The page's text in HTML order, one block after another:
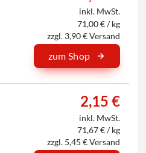
inkl. MwSt.
71,00 € / kg
zzgl. 3,90 € Versand
zum Shop
2,15 €
inkl. MwSt.
71,67 € / kg
zzgl. 5,45 € Versand